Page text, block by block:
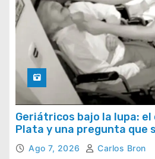
Geriátricos bajo la lupa: el
Plata y una pregunta que
el país
Ago 7, 2026 Carlos Bron